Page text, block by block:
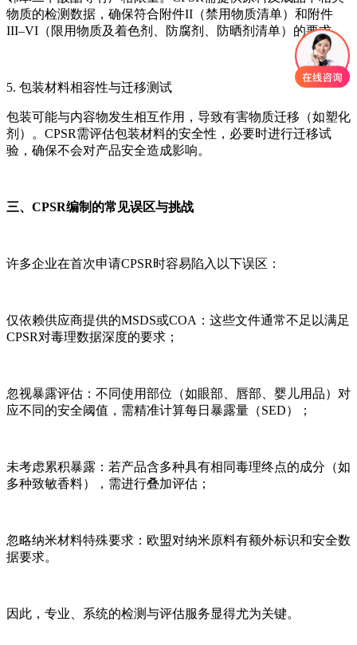
物质的检测数据，确保符合附件II（禁用物质清单）和附件
III–VI（限用物质及着色剂、防腐剂、防晒剂清单）的要求。
5. 包装材料相容性与迁移测试
包装可能与内容物发生相互作用，导致有害物质迁移（如塑化
剂）。CPSR需评估包装材料的安全性，必要时进行迁移试
验，确保不会对产品安全造成影响。
三、CPSR编制的常见误区与挑战
许多企业在首次申请CPSR时容易陷入以下误区：
仅依赖供应商提供的MSDS或COA：这些文件通常不足以满足
CPSR对毒理数据深度的要求；
忽视暴露评估：不同使用部位（如眼部、唇部、婴儿用品）对
应不同的安全阈值，需精准计算每日暴露量（SED）；
未考虑累积暴露：若产品含多种具有相同毒理终点的成分（如
多种致敏香料），需进行叠加评估；
忽略纳米材料特殊要求：欧盟对纳米原料有额外标识和安全数
据要求。
因此，专业、系统的检测与评估服务显得尤为关键。